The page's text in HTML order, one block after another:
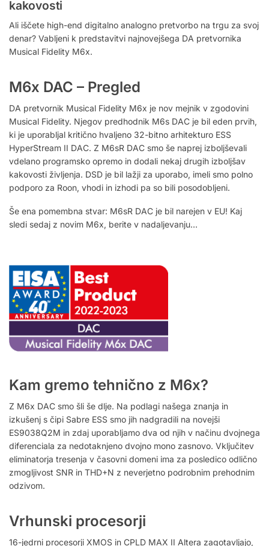
kakovosti
Ali iščete high-end digitalno analogno pretvorbo na trgu za svoj
denar? Vabljeni k predstavitvi najnovejšega DA pretvornika
Musical Fidelity M6x.
M6x DAC – Pregled
DA pretvornik Musical Fidelity M6x je nov mejnik v zgodovini
Musical Fidelity. Njegov predhodnik M6s DAC je bil eden prvih,
ki je uporabljal kritično hvaljeno 32-bitno arhitekturo ESS
HyperStream II DAC. Z M6sR DAC smo še naprej izboljševali
vdelano programsko opremo in dodali nekaj drugih izboljšav
kakovosti življenja. DSD je bil lažji za uporabo, imeli smo polno
podporo za Roon, vhodi in izhodi pa so bili posodobljeni.
Še ena pomembna stvar: M6sR DAC je bil narejen v EU! Kaj
sledi sedaj z novim M6x, berite v nadaljevanju…
Kam gremo tehnično z M6x?
Z M6x DAC smo šli še dlje. Na podlagi našega znanja in
izkušenj s čipi Sabre ESS smo jih nadgradili na novejši
ES9038Q2M in zdaj uporabljamo dva od njih v načinu dvojnega
diferenciala za nedotaknjeno dvojno mono zasnovo. Vključitev
eliminatorja tresenja v časovni domeni ima za posledico odlično
zmogljivost SNR in THD+N z neverjetno podrobnim prehodnim
odzivom.
Vrhunski procesorji
16-jedrni procesorji XMOS in CPLD MAX II Altera zagotavljajo,